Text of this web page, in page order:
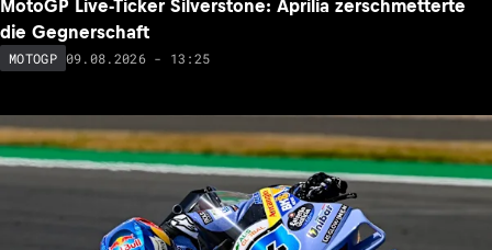
MotoGP Live-Ticker Silverstone: Aprilia zerschmetterte
die Gegnerschaft
MOTOGP 09.08.2026 - 13:25